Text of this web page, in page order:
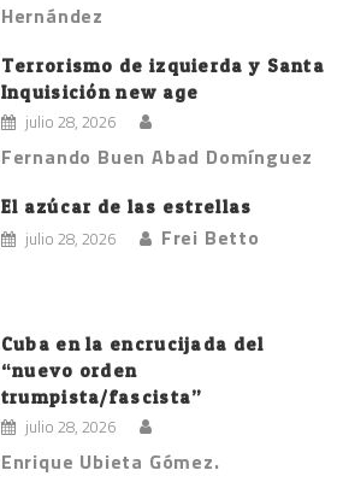
Hernández
Terrorismo de izquierda y Santa
Inquisición new age
julio 28, 2026
Fernando Buen Abad Domínguez
El azúcar de las estrellas
julio 28, 2026 Frei Betto
Cuba en la encrucijada del
“nuevo orden
trumpista/fascista”
julio 28, 2026
Enrique Ubieta Gómez.